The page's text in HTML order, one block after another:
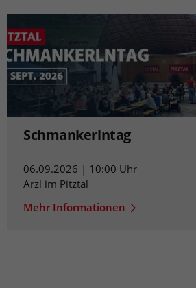
Schmankerlntag
06.09.2026 | 10:00 Uhr
Arzl im Pitztal
Mehr Informationen